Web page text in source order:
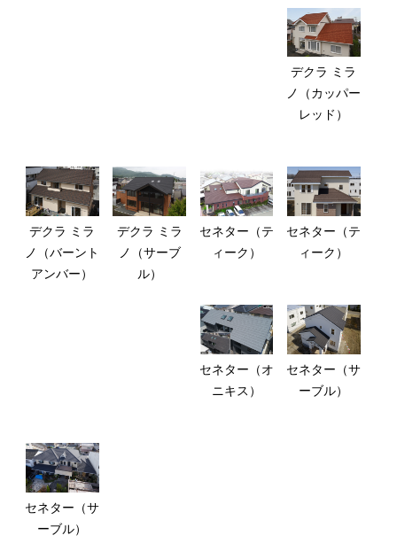
デクラ ミラ
ノ（カッパー
レッド）
デクラ ミラ
ノ（バーント
アンバー）
デクラ ミラ
ノ（サーブ
ル）
セネター（テ
ィーク）
セネター（テ
ィーク）
セネター（オ
ニキス）
セネター（サ
ーブル）
セネター（サ
ーブル）